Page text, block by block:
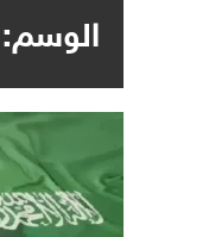
الوسم: